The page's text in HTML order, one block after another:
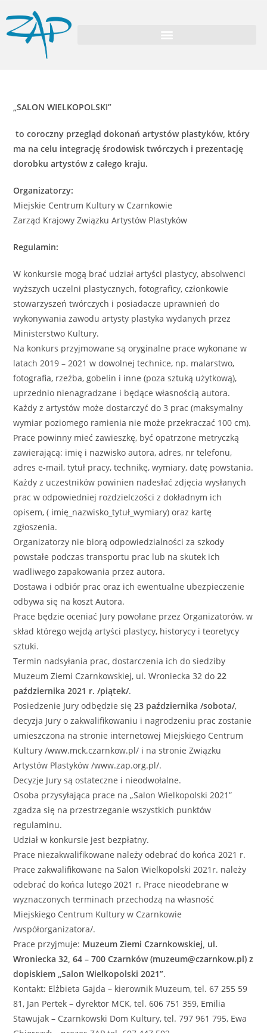
„SALON WIELKOPOLSKI”
to coroczny przegląd dokonań artystów plastyków, który
ma na celu integrację środowisk twórczych i prezentację
dorobku artystów z całego kraju.
Organizatorzy:
Miejskie Centrum Kultury w Czarnkowie
Zarząd Krajowy Związku Artystów Plastyków
Regulamin:
W konkursie mogą brać udział artyści plastycy, absolwenci
wyższych uczelni plastycznych, fotograficy, członkowie
stowarzyszeń twórczych i posiadacze uprawnień do
wykonywania zawodu artysty plastyka wydanych przez
Ministerstwo Kultury.
Na konkurs przyjmowane są oryginalne prace wykonane w
latach 2019 – 2021 w dowolnej technice, np. malarstwo,
fotografia, rzeźba, gobelin i inne (poza sztuką użytkową),
uprzednio nienagradzane i będące własnością autora.
Każdy z artystów może dostarczyć do 3 prac (maksymalny
wymiar poziomego ramienia nie może przekraczać 100 cm).
Prace powinny mieć zawieszkę, być opatrzone metryczką
zawierającą: imię i nazwisko autora, adres, nr telefonu,
adres e-mail, tytuł pracy, technikę, wymiary, datę powstania.
Każdy z uczestników powinien nadesłać zdjęcia wysłanych
prac w odpowiedniej rozdzielczości z dokładnym ich
opisem, ( imię_nazwisko_tytuł_wymiary) oraz kartę
zgłoszenia.
Organizatorzy nie biorą odpowiedzialności za szkody
powstałe podczas transportu prac lub na skutek ich
wadliwego zapakowania przez autora.
Dostawa i odbiór prac oraz ich ewentualne ubezpieczenie
odbywa się na koszt Autora.
Prace będzie oceniać Jury powołane przez Organizatorów, w
skład którego wejdą artyści plastycy, historycy i teoretycy
sztuki.
Termin nadsyłania prac, dostarczenia ich do siedziby
Muzeum Ziemi Czarnkowskiej, ul. Wroniecka 32 do22
października 2021 r. /piątek/.
Posiedzenie Jury odbędzie się23 października /sobota/,
decyzja Jury o zakwalifikowaniu i nagrodzeniu prac zostanie
umieszczona na stronie internetowej Miejskiego Centrum
Kultury /www.mck.czarnkow.pl/ i na stronie Związku
Artystów Plastyków /www.zap.org.pl/.
Decyzje Jury są ostateczne i nieodwołalne.
Osoba przysyłająca prace na „Salon Wielkopolski 2021”
zgadza się na przestrzeganie wszystkich punktów
regulaminu.
Udział w konkursie jest bezpłatny.
Prace niezakwalifikowane należy odebrać do końca 2021 r.
Prace zakwalifikowane na Salon Wielkopolski 2021r. należy
odebrać do końca lutego 2021 r. Prace nieodebrane w
wyznaczonych terminach przechodzą na własność
Miejskiego Centrum Kultury w Czarnkowie
/współorganizatora/.
Prace przyjmuje: Muzeum Ziemi Czarnkowskiej, ul.
Wroniecka 32, 64 – 700 Czarnków (muzeum@czarnkow.pl) z
dopiskiem „Salon Wielkopolski 2021”.
Kontakt: Elżbieta Gajda – kierownik Muzeum, tel. 67 255 59
81, Jan Pertek – dyrektor MCK, tel. 606 751 359, Emilia
Stawujak – Czarnkowski Dom Kultury, tel. 797 961 795, Ewa